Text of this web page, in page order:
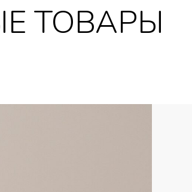
ТОВАРЫ